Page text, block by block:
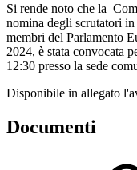
Si rende noto che la
nomina degli scrutatori
membri del Parlamento
2024, è stata convocata
12:30 presso la sede
Disponibile in allegato
Documenti